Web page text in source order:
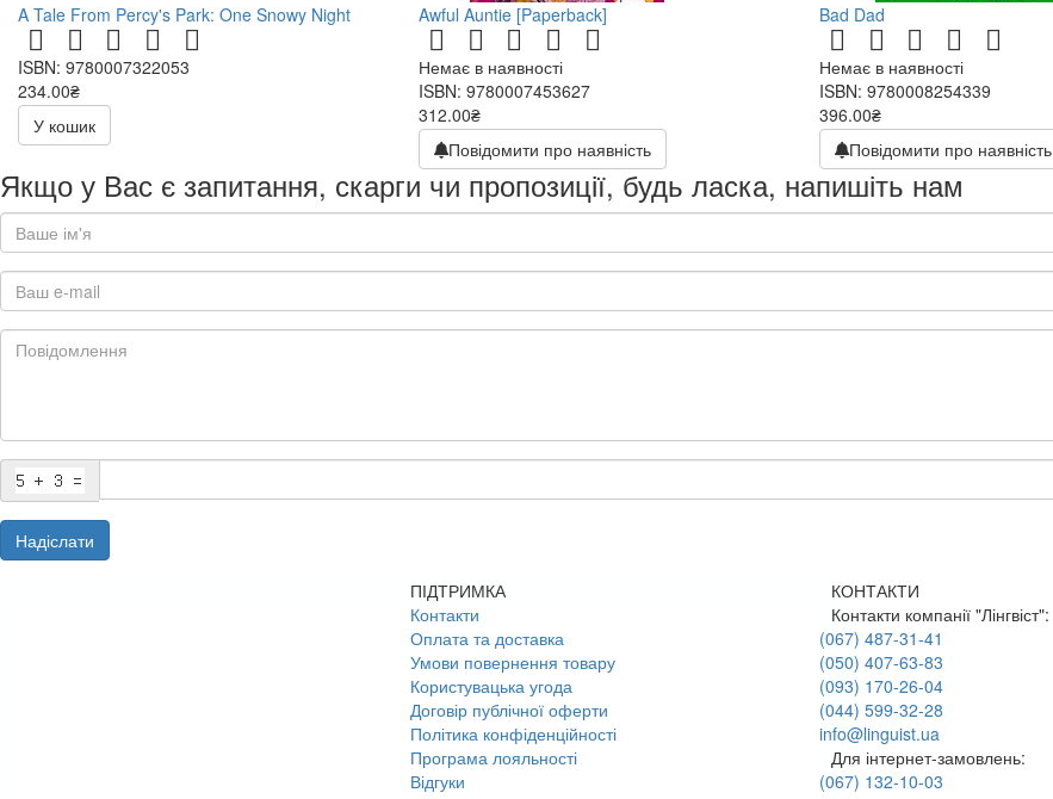
A Tale From Percy's Park: One Snowy Night
ISBN: 9780007322053
234.00₴
У кошик
Awful Auntie [Paperback]
Немає в наявності
ISBN: 9780007453627
312.00₴
Повідомити про наявність
Bad Dad
Немає в наявності
ISBN: 9780008254339
396.00₴
Повідомити про наявність
Якщо у Вас є запитання, скарги чи пропозиції, будь ласка, напишіть нам
Надіслати
ПІДТРИМКА
Контакти
Оплата та доставка
Умови повернення товару
Користувацька угода
Договір публічної оферти
Політика конфіденційності
Програма лояльності
Відгуки
КОНТАКТИ
Контакти компанії "Лінгвіст":
(067) 487-31-41
(050) 407-63-83
(093) 170-26-04
(044) 599-32-28
info@linguist.ua
Для інтернет-замовлень:
(067) 132-10-03